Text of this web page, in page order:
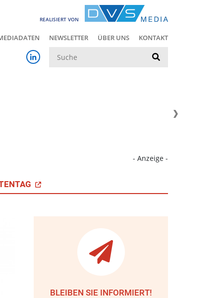
REALISIERT VON
NEWSLETTER ÜBER UNS KONTAKT
- Anzeige -
BLEIBEN SIE INFORMIERT!